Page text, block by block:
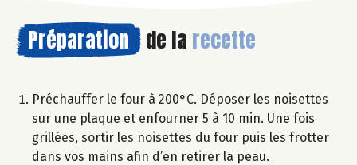
Préparation de la recette
Préchauffer le four à 200°C. Déposer les noisettes
sur une plaque et enfourner 5 à 10 min. Une fois
grillées, sortir les noisettes du four puis les frotter
dans vos mains afin d’en retirer la peau.